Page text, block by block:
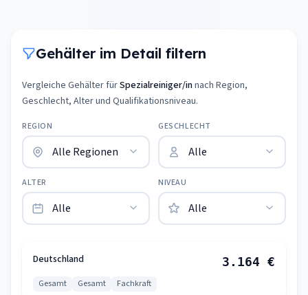
Gehälter im Detail filtern
Vergleiche Gehälter fürSpezialreiniger/innach Region,
Geschlecht, Alter und Qualifikationsniveau.
REGION GESCHLECHT
ALTER NIVEAU
Deutschland 3.164 €
Gesamt Gesamt Fachkraft